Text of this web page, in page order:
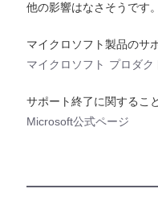
他の影響はなさそうです。
マイクロソフト製品のサ
マイクロソフト プロダ
サポート終了に関するこ
Microsoft公式ページ